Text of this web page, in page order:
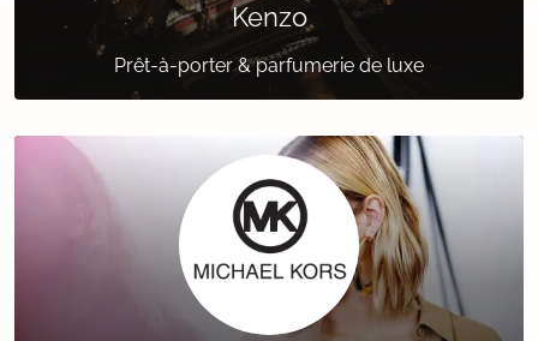
Kenzo
Prêt-à-porter & parfumerie de luxe